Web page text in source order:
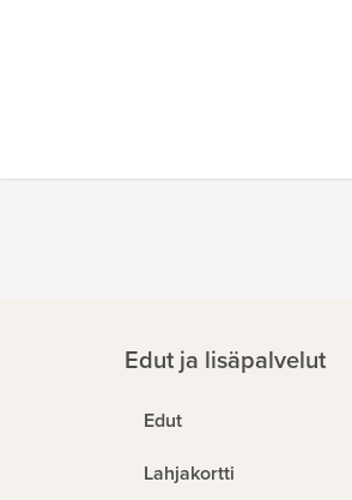
Edut ja lisäpalvelut
Edut
Lahjakortti